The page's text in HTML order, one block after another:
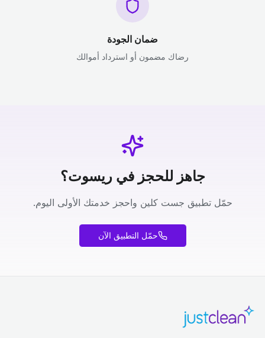
ضمان الجودة
رضاك مضمون أو استرداد أموالك
جاهز للحجز في ريسوت؟
حمّل تطبيق جست كلين واحجز خدمتك الأولى اليوم.
حمّل التطبيق الآن